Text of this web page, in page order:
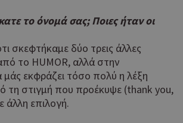
το όνομά σας; Ποιες ήταν οι
σκεφτήκαμε δύο τρεις άλλες
το HUMOR, αλλά στην
εκφράζει τόσο πολύ η λέξη
τη στιγμή που προέκυψε (thank you,
άλλη επιλογή.